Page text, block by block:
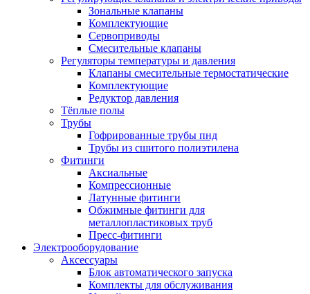
Зональные клапаны
Комплектующие
Сервоприводы
Смесительные клапаны
Регуляторы температуры и давления
Клапаны смесительные термостатические
Комплектующие
Редуктор давления
Тёплые полы
Трубы
Гофрированные трубы пнд
Трубы из сшитого полиэтилена
Фитинги
Аксиальные
Компрессионные
Латунные фитинги
Обжимные фитинги для
металлопластиковых труб
Пресс-фитинги
Электрооборудование
Аксессуары
Блок автоматического запуска
Комплекты для обслуживания